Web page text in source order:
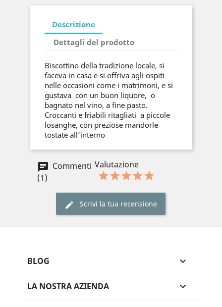
Descrizione
Dettagli del prodotto
Biscottino della tradizione locale, si
faceva in casa e si offriva agli ospiti
nelle occasioni come i matrimoni, e si
gustava con un buon liquore, o
bagnato nel vino, a fine pasto.
Croccanti e friabili ritagliati a piccole
losanghe, con preziose mandorle
tostate all’interno
Commenti
(1)
Valutazione
Scrivi la tua recensione
BLOG 
LA NOSTRA AZIENDA 